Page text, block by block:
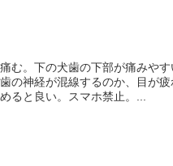
む。下の犬歯の下部が痛みや
の神経が混線するのか、目が
ると良い。スマホ禁止。...